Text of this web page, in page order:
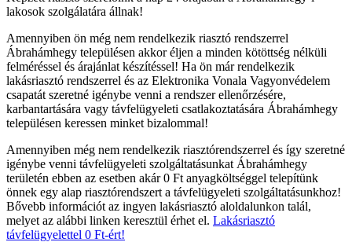
lakosok szolgálatára állnak!
Amennyiben ön még nem rendelkezik riasztó rendszerrel
Ábrahámhegy településen akkor éljen a minden kötöttség nélküli
felméréssel és árajánlat készítéssel! Ha ön már rendelkezik
lakásriasztó rendszerrel és az Elektronika Vonala Vagyonvédelem
csapatát szeretné igénybe venni a rendszer ellenőrzésére,
karbantartására vagy távfelügyeleti csatlakoztatására Ábrahámhegy
településen keressen minket bizalommal!
Amennyiben még nem rendelkezik riasztórendszerrel és így szeretné
igénybe venni távfelügyeleti szolgáltatásunkat Ábrahámhegy
területén ebben az esetben akár 0 Ft anyagköltséggel telepítünk
önnek egy alap riasztórendszert a távfelügyeleti szolgáltatásunkhoz!
Bővebb információt az ingyen lakásriasztó aloldalunkon talál,
melyet az alábbi linken keresztül érhet el. Lakásriasztó
távfelügyelettel 0 Ft-ért!